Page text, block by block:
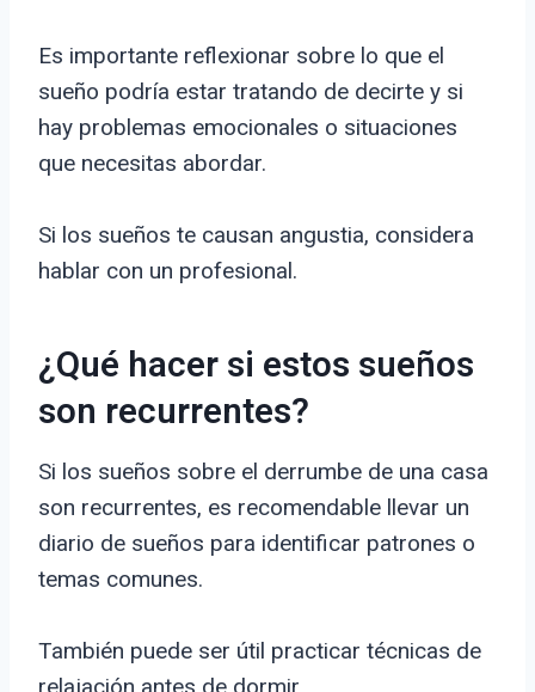
Es importante reflexionar sobre lo que el
sueño podría estar tratando de decirte y si
hay problemas emocionales o situaciones
que necesitas abordar.
Si los sueños te causan angustia, considera
hablar con un profesional.
¿Qué hacer si estos sueños
son recurrentes?
Si los sueños sobre el derrumbe de una casa
son recurrentes, es recomendable llevar un
diario de sueños para identificar patrones o
temas comunes.
También puede ser útil practicar técnicas de